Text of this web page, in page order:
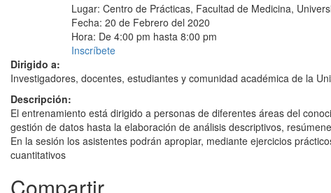
Lugar: Centro de Prácticas, Facultad de Medicina,
Fecha: 20 de Febrero del 2020
Hora: De 4:00 pm hasta 8:00 pm
Inscríbete
Dirigido a:
Investigadores, docentes, estudiantes y comunidad académica de la
Descripción:
El entrenamiento está dirigido a personas de diferentes áreas del
gestión de datos hasta la elaboración de análisis descriptivos,
En la sesión los asistentes podrán apropiar, mediante ejercicios
cuantitativos
Compartir